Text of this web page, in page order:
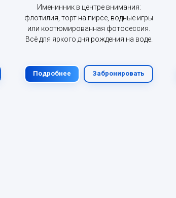
Именинник в центре внимания:
флотилия, торт на пирсе, водные игры
или костюмированная фотосессия.
Всё для яркого дня рождения на воде.
Подробнее Забронировать